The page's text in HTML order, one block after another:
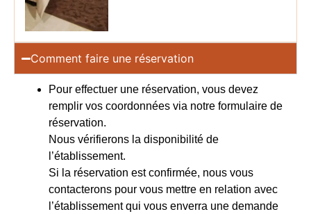
Comment faire une réservation
Pour effectuer une réservation, vous devez
remplir vos coordonnées via notre formulaire de
réservation.
Nous vérifierons la disponibilité de
l’établissement.
Si la réservation est confirmée, nous vous
contacterons pour vous mettre en relation avec
l’établissement qui vous enverra une demande